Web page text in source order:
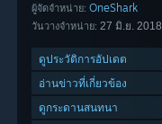
ผู้จัดจำหน่าย: OneShark
วันวางจำหน่าย: 27 มิ.ย. 2018
ดูประวัติการอัปเดต
อ่านข่าวที่เกี่ยวข้อง
ดูกระดานสนทนา